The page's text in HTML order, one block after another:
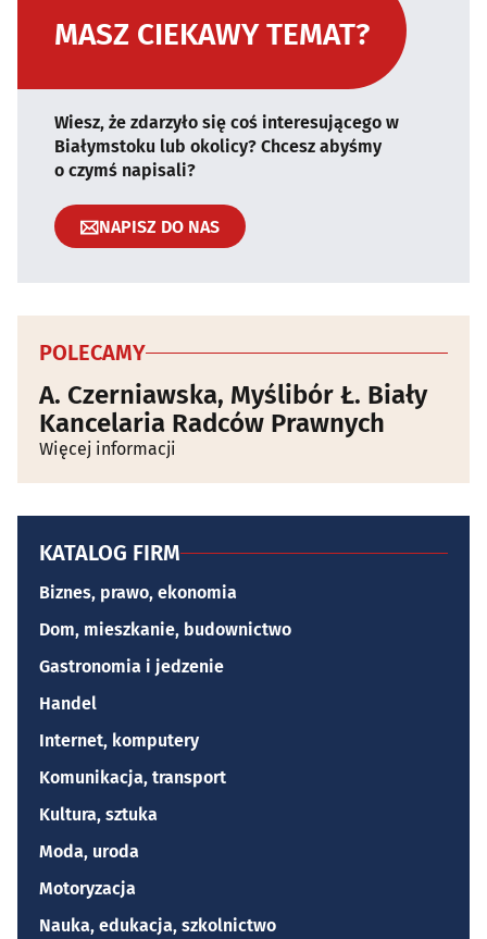
MASZ CIEKAWY TEMAT?
Wiesz, że zdarzyło się coś interesującego w
Białymstoku lub okolicy? Chcesz abyśmy
o czymś napisali?
NAPISZ DO NAS
POLECAMY
A. Czerniawska, Myślibór Ł. Biały
Kancelaria Radców Prawnych
Więcej informacji
KATALOG FIRM
Biznes, prawo, ekonomia
Dom, mieszkanie, budownictwo
Gastronomia i jedzenie
Handel
Internet, komputery
Komunikacja, transport
Kultura, sztuka
Moda, uroda
Motoryzacja
Nauka, edukacja, szkolnictwo